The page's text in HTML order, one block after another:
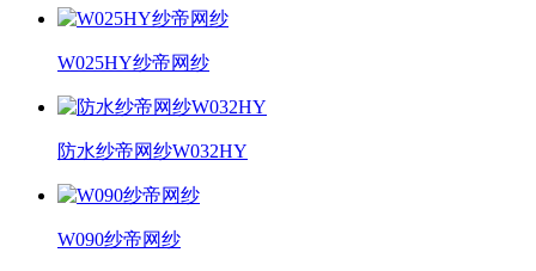
W025HY纱帝网纱
防水纱帝网纱W032HY
W090纱帝网纱